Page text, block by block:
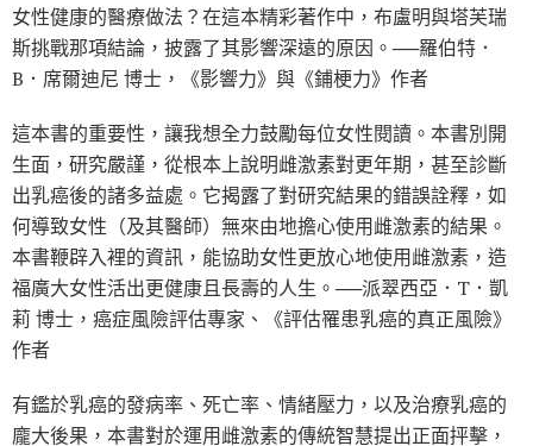
女性健康的醫療做法？在這本精彩著作中，布盧明與塔芙瑞
斯挑戰那項結論，披露了其影響深遠的原因。──羅伯特．
B．席爾迪尼 博士，《影響力》與《鋪梗力》作者
這本書的重要性，讓我想全力鼓勵每位女性閱讀。本書別開
生面，研究嚴謹，從根本上說明雌激素對更年期，甚至診斷
出乳癌後的諸多益處。它揭露了對研究結果的錯誤詮釋，如
何導致女性（及其醫師）無來由地擔心使用雌激素的結果。
本書鞭辟入裡的資訊，能協助女性更放心地使用雌激素，造
福廣大女性活出更健康且長壽的人生。──派翠西亞．T．凱
莉 博士，癌症風險評估專家、《評估罹患乳癌的真正風險》
作者
有鑑於乳癌的發病率、死亡率、情緒壓力，以及治療乳癌的
龐大後果，本書對於運用雌激素的傳統智慧提出正面抨擊，